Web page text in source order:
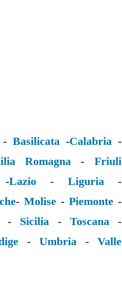
Basilicata -Calabria-
Romagna - Friuli
Lazio - Liguria-
- Molise- Piemonte-
Sicilia- Toscana-
- Umbria- Valle